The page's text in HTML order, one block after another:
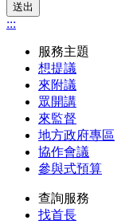
送出
:::
服務主題
想提議
來附議
眾開講
來監督
地方政府專區
協作會議
參與式預算
查詢服務
找首長